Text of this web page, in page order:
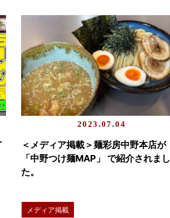
2023.07.04
＜メディア掲載＞麺彩房中野本店が
「中野つけ麺MAP」 で紹介されまし
た。
メディア掲載